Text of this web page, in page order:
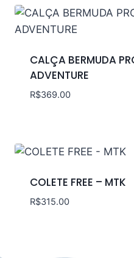
CALÇA BERMUDA
ADVENTURE
R$369.00
COLETE FREE – MTK
R$315.00